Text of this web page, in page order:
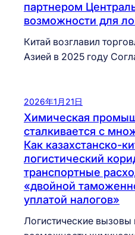
партнером
возможности для
Китай возглавил
Азией в 2025 году
2026年1月21日
Химическая
сталкивается с
Как казахстанско-
логистический
транспортные
«двойной
уплатой налогов»
Логистические вызовы